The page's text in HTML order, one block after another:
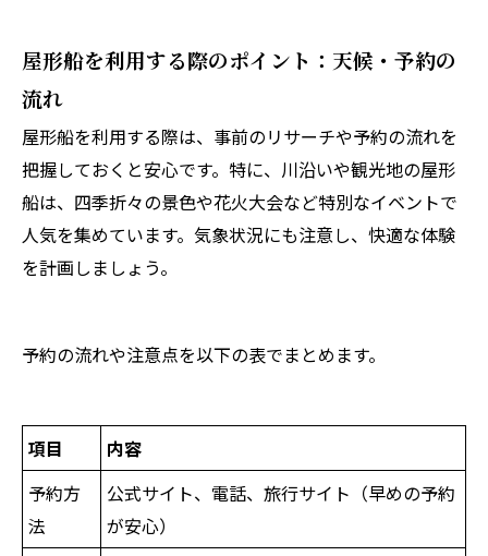
屋形船を利用する際のポイント：天候・予約の
流れ
屋形船を利用する際は、事前のリサーチや予約の流れを
把握しておくと安心です。特に、川沿いや観光地の屋形
船は、四季折々の景色や花火大会など特別なイベントで
人気を集めています。気象状況にも注意し、快適な体験
を計画しましょう。
予約の流れや注意点を以下の表でまとめます。
項目
内容
予約方
法
公式サイト、電話、旅行サイト（早めの予約
が安心）